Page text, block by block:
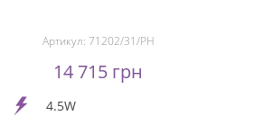
Артикул: 71202/31/PH
14 715 грн
4.5W